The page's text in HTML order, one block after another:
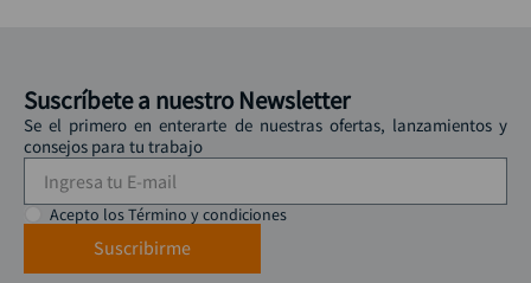
Suscríbete a nuestro Newsletter
Se el primero en enterarte de nuestras ofertas, lanzamientos y
consejos para tu trabajo
Acepto los Término y condiciones
Suscribirme